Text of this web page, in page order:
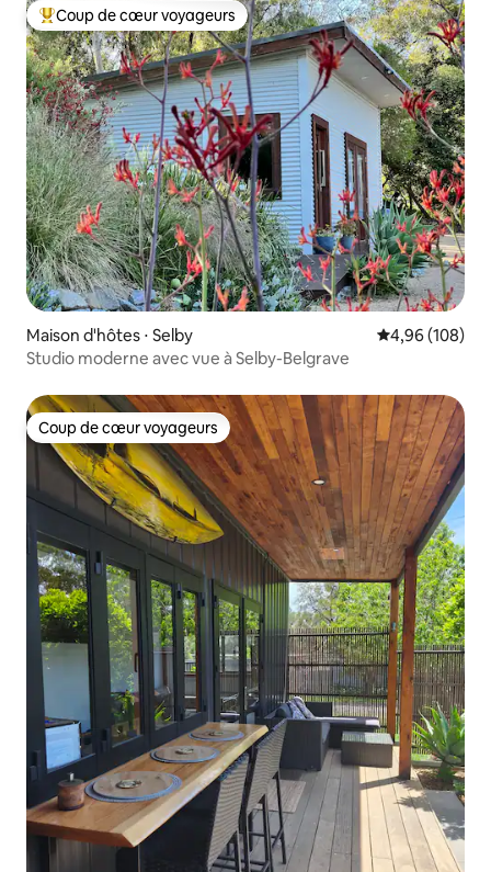
Coups de cœur voyageurs les plus appréciés
Coup de cœur voyageurs
Maison d'hôtes ⋅ Selby Évaluation
4,96 (108)
Studio moderne avec vue à Selby-Belgrave
Coup de cœur voyageurs
Coup de cœur voyageurs